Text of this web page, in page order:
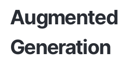
Augmented
Generation